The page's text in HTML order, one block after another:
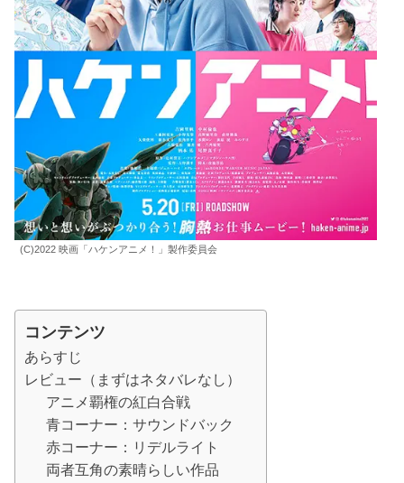
(C)2022 映画「ハケンアニメ！」製作委員会
コンテンツ
あらすじ
レビュー（まずはネタバレなし）
アニメ覇権の紅白合戦
青コーナー：サウンドバック
赤コーナー：リデルライト
両者互角の素晴らしい作品